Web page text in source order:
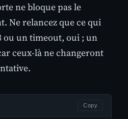
ne bloque pas le
Ne relancez que ce qui
ou un timeout, oui ; un
ceux-là ne changeront
Copy